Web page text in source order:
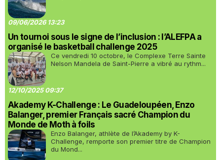
09/06/2026 13:23
Un tournoi sous le signe de l’inclusion : l’ALEFPA a
organisé le basketball challenge 2025
Ce vendredi 10 octobre, le Complexe Terre Sainte
Nelson Mandela de Saint-Pierre a vibré au rythm...
12/10/2025 09:37
Akademy K-Challenge : Le Guadeloupéen, Enzo
Balanger, premier Français sacré Champion du
Monde de Moth à foils
Enzo Balanger, athlète de l’Akademy by K-
Challenge, remporte son premier titre de Champion
du Mond...